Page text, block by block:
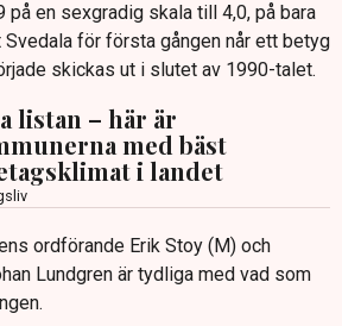
på en sexgradig skala till 4,0, på bara
Svedala för första gången når ett betyg
skickas ut i slutet av 1990-talet.
listan – här är
med bäst
i landet
ordförande Erik Stoy (M) och
Lundgren är tydliga med vad som